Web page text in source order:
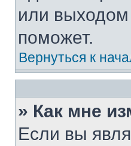
или
поможет.
Вернуться к
» Как мне
Если вы